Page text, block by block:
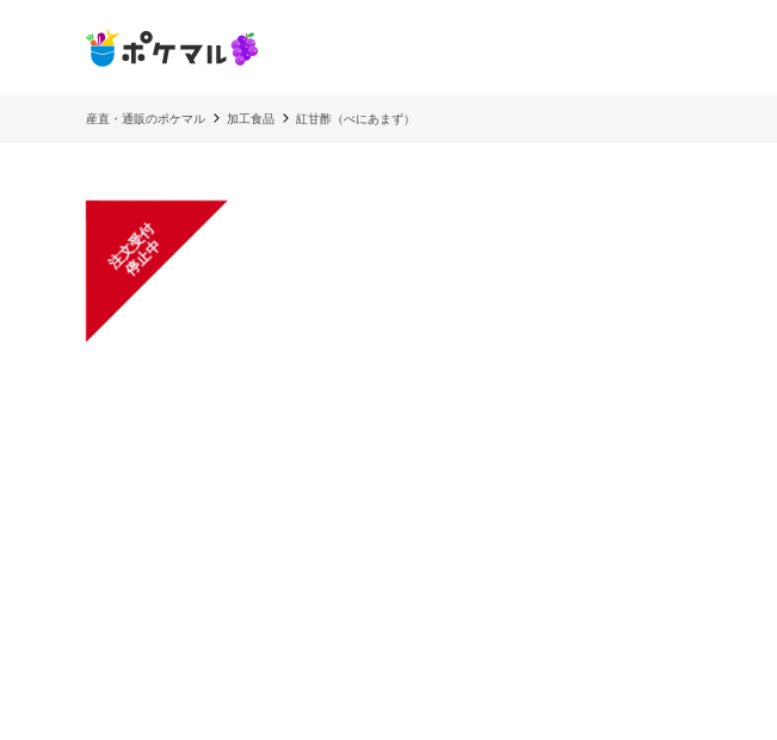
産直・通販のポケマル 加工食品 紅甘酢（べにあまず）
注
文
受
付
停
止
中